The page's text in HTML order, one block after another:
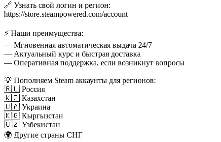
🔗 Узнать свой логин и регион:
https://store.steampowered.com/account
⚡ Наши преимущества:
— Мгновенная автоматическая выдача 24/7
— Актуальный курс и быстрая доставка
— Оперативная поддержка, если возникнут вопросы
💡 Пополняем Steam аккаунты для регионов:
🇷🇺 Россия
🇰🇿 Казахстан
🇺🇦 Украина
🇰🇬 Кыргызстан
🇺🇿 Узбекистан
🌍 Другие страны СНГ